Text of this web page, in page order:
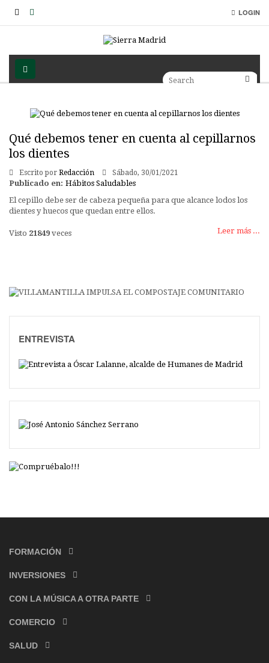
LOGIN
Qué debemos tener en cuenta al cepillarnos
los dientes
Escrito por Redacción Sábado, 30/01/2021
Publicado en: Hábitos Saludables
El cepillo debe ser de cabeza pequeña para que alcance lodos los
dientes y huecos que quedan entre ellos.
Leer más ...
Visto 21849 veces
ENTREVISTA
FORMACIÓN
INVERSIONES
CON LA MÚSICA A OTRA PARTE
COMERCIO
SALUD